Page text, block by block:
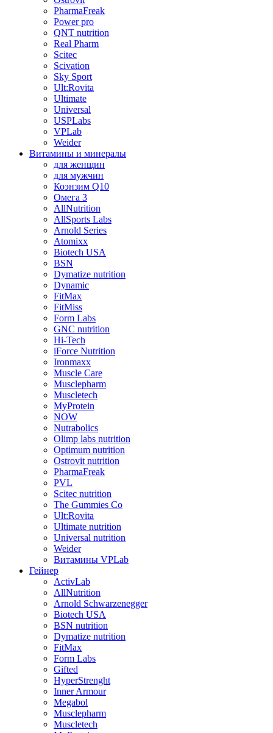
PharmaFreak
Power pro
QNT nutrition
Real Pharm
Scitec
Scivation
Sky Sport
Ult:Rovita
Ultimate
Universal
USPLabs
VPLab
Weider
Витамины и минералы
для женщин
для мужчин
Коэнзим Q10
Омега 3
AllNutrition
AllSports Labs
Arnold Series
Atomixx
Biotech USA
BSN
Dymatize nutrition
Dynamic
FitMax
FitMiss
Form Labs
GNC nutrition
Hi-Tech
iForce Nutrition
Ironmaxx
Muscle Care
Musclepharm
Muscletech
MyProtein
NOW
Nutrabolics
Olimp labs nutrition
Optimum nutrition
Ostrovit nutrition
PharmaFreak
PVL
Scitec nutrition
The Gummies Co
Ult:Rovita
Ultimate nutrition
Universal nutrition
Weider
Витамины VPLab
Гейнер
ActivLab
AllNutrition
Arnold Schwarzenegger
Biotech USA
BSN nutrition
Dymatize nutrition
FitMax
Form Labs
Gifted
HyperStrenght
Inner Armour
Megabol
Musclepharm
Muscletech